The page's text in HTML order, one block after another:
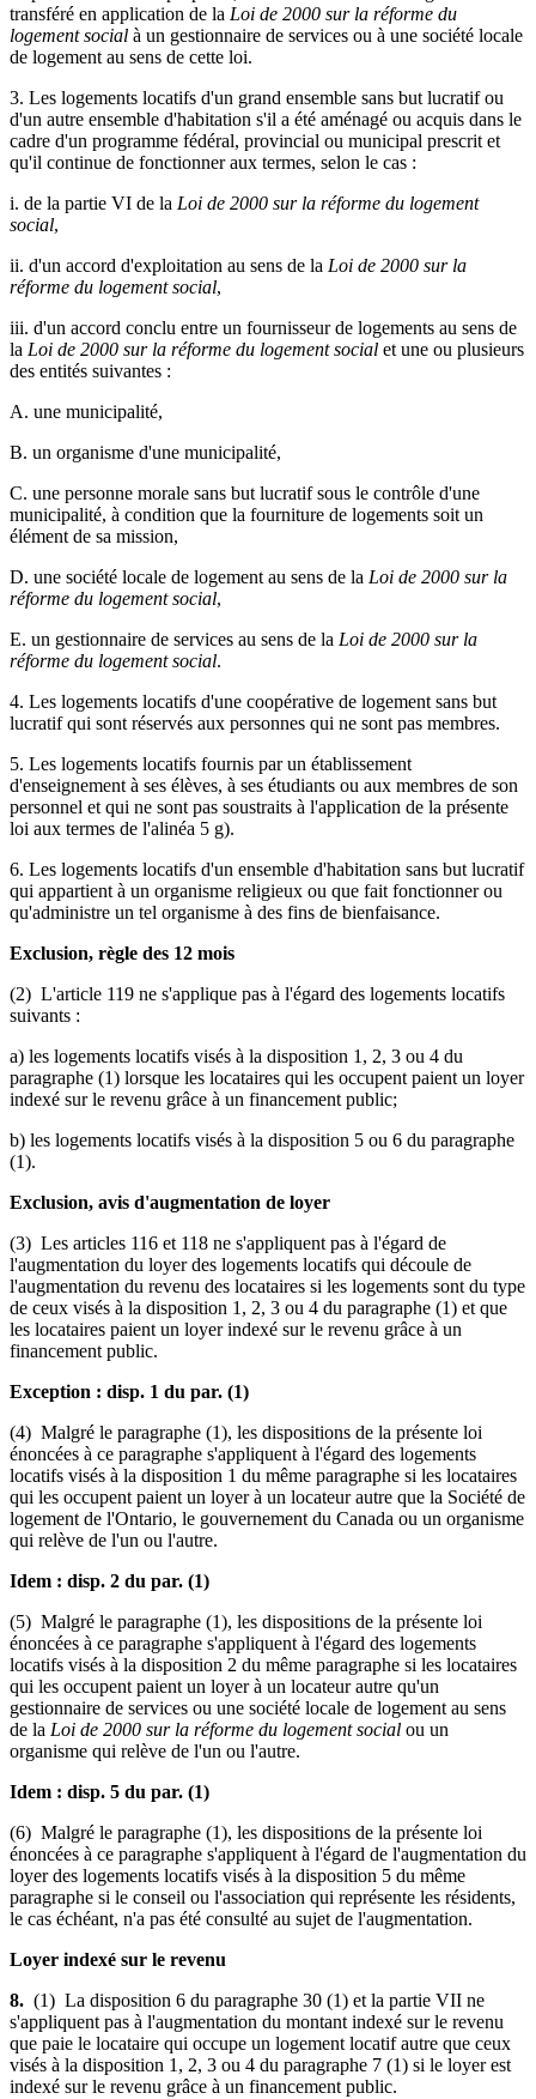
transféré en application de la Loi de 2000 sur la réforme du
logement social à un gestionnaire de services ou à une société locale
de logement au sens de cette loi.
3. Les logements locatifs d'un grand ensemble sans but lucratif ou
d'un autre ensemble d'habitation s'il a été aménagé ou acquis dans le
cadre d'un programme fédéral, provincial ou municipal prescrit et
qu'il continue de fonctionner aux termes, selon le cas :
i. de la partie VI de la Loi de 2000 sur la réforme du logement
social,
ii. d'un accord d'exploitation au sens de la Loi de 2000 sur la
réforme du logement social,
iii. d'un accord conclu entre un fournisseur de logements au sens de
la Loi de 2000 sur la réforme du logement social et une ou plusieurs
des entités suivantes :
A. une municipalité,
B. un organisme d'une municipalité,
C. une personne morale sans but lucratif sous le contrôle d'une
municipalité, à condition que la fourniture de logements soit un
élément de sa mission,
D. une société locale de logement au sens de la Loi de 2000 sur la
réforme du logement social,
E. un gestionnaire de services au sens de la Loi de 2000 sur la
réforme du logement social.
4. Les logements locatifs d'une coopérative de logement sans but
lucratif qui sont réservés aux personnes qui ne sont pas membres.
5. Les logements locatifs fournis par un établissement
d'enseignement à ses élèves, à ses étudiants ou aux membres de son
personnel et qui ne sont pas soustraits à l'application de la présente
loi aux termes de l'alinéa 5 g).
6. Les logements locatifs d'un ensemble d'habitation sans but lucratif
qui appartient à un organisme religieux ou que fait fonctionner ou
qu'administre un tel organisme à des fins de bienfaisance.
Exclusion, règle des 12 mois
(2) L'article 119 ne s'applique pas à l'égard des logements locatifs
suivants :
a) les logements locatifs visés à la disposition 1, 2, 3 ou 4 du
paragraphe (1) lorsque les locataires qui les occupent paient un loyer
indexé sur le revenu grâce à un financement public;
b) les logements locatifs visés à la disposition 5 ou 6 du paragraphe
(1).
Exclusion, avis d'augmentation de loyer
(3) Les articles 116 et 118 ne s'appliquent pas à l'égard de
l'augmentation du loyer des logements locatifs qui découle de
l'augmentation du revenu des locataires si les logements sont du type
de ceux visés à la disposition 1, 2, 3 ou 4 du paragraphe (1) et que
les locataires paient un loyer indexé sur le revenu grâce à un
financement public.
Exception : disp. 1 du par. (1)
(4) Malgré le paragraphe (1), les dispositions de la présente loi
énoncées à ce paragraphe s'appliquent à l'égard des logements
locatifs visés à la disposition 1 du même paragraphe si les locataires
qui les occupent paient un loyer à un locateur autre que la Société de
logement de l'Ontario, le gouvernement du Canada ou un organisme
qui relève de l'un ou l'autre.
Idem : disp. 2 du par. (1)
(5) Malgré le paragraphe (1), les dispositions de la présente loi
énoncées à ce paragraphe s'appliquent à l'égard des logements
locatifs visés à la disposition 2 du même paragraphe si les locataires
qui les occupent paient un loyer à un locateur autre qu'un
gestionnaire de services ou une société locale de logement au sens
de la Loi de 2000 sur la réforme du logement social ou un
organisme qui relève de l'un ou l'autre.
Idem : disp. 5 du par. (1)
(6) Malgré le paragraphe (1), les dispositions de la présente loi
énoncées à ce paragraphe s'appliquent à l'égard de l'augmentation du
loyer des logements locatifs visés à la disposition 5 du même
paragraphe si le conseil ou l'association qui représente les résidents,
le cas échéant, n'a pas été consulté au sujet de l'augmentation.
Loyer indexé sur le revenu
8. (1) La disposition 6 du paragraphe 30 (1) et la partie VII ne
s'appliquent pas à l'augmentation du montant indexé sur le revenu
que paie le locataire qui occupe un logement locatif autre que ceux
visés à la disposition 1, 2, 3 ou 4 du paragraphe 7 (1) si le loyer est
indexé sur le revenu grâce à un financement public.